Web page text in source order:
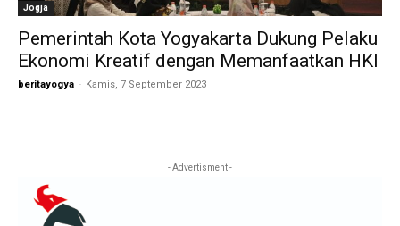
Jogja
Pemerintah Kota Yogyakarta Dukung Pelaku
Ekonomi Kreatif dengan Memanfaatkan HKI
beritayogya - Kamis, 7 September 2023
- Advertisment -